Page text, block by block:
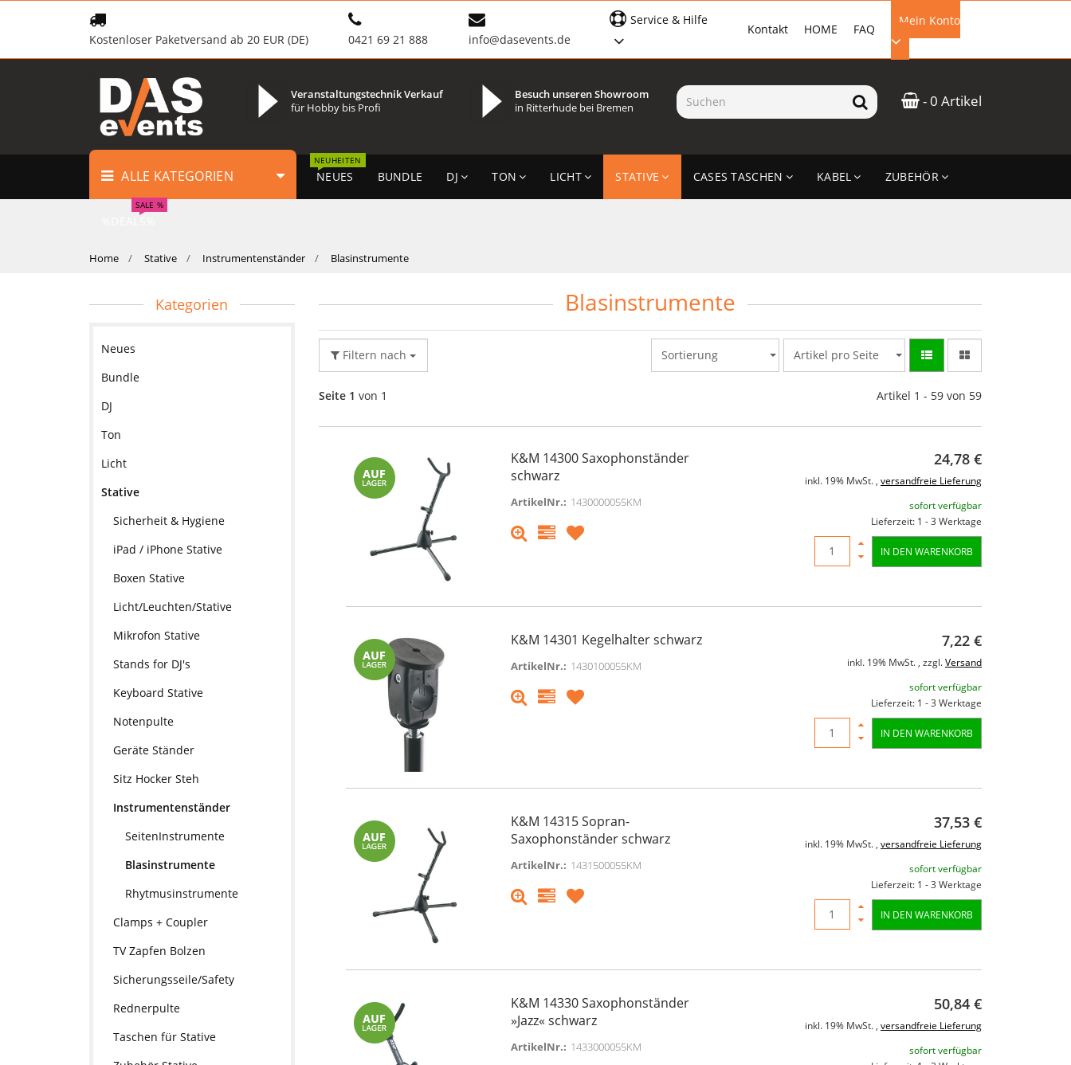
Kostenloser Paketversand ab 20 EUR (DE) 0421 69 21 888 info@dasevents.de
Mein Konto
EMAIL-ADRESSE
ANMELDEN
FAQ
HOME
Kontakt
Service & Hilfe
- 0 Artikel
Veranstaltungstechnik Verkauf
für Hobby bis Profi
Besuch unseren Showroom
in Ritterhude bei Bremen
ALLE KATEGORIEN NEUES
NEUHEITEN
BUNDLE DJ TON LICHT STATIVE CASES TASCHEN KABEL ZUBEHÖR
SALE %
Home Stative Instrumentenständer Blasinstrumente
Blasinstrumente
Filtern nach
Seite 1 von 1 Artikel 1 - 59 von 59
K&M 14300 Saxophonständer
schwarz
ArtikelNr.: 1430000055KM
24,78 €
inkl. 19% MwSt. , versandfreie Lieferung
sofort verfügbar
Lieferzeit: 1 - 3 Werktage
IN DEN WARENKORB
K&M 14301 Kegelhalter schwarz
ArtikelNr.: 1430100055KM
7,22 €
inkl. 19% MwSt. , zzgl. Versand
sofort verfügbar
Lieferzeit: 1 - 3 Werktage
IN DEN WARENKORB
K&M 14315 Sopran-
Saxophonständer schwarz
ArtikelNr.: 1431500055KM
37,53 €
inkl. 19% MwSt. , versandfreie Lieferung
sofort verfügbar
Lieferzeit: 1 - 3 Werktage
IN DEN WARENKORB
K&M 14330 Saxophonständer
»Jazz« schwarz
ArtikelNr.: 1433000055KM
50,84 €
inkl. 19% MwSt. , versandfreie Lieferung
sofort verfügbar
Kategorien
Neues
Bundle
DJ
Ton
Licht
Stative
Sicherheit & Hygiene
iPad / iPhone Stative
Boxen Stative
Licht/Leuchten/Stative
Mikrofon Stative
Stands for DJ's
Keyboard Stative
Notenpulte
Geräte Ständer
Sitz Hocker Steh
Instrumentenständer
SeitenInstrumente
Blasinstrumente
Rhytmusinstrumente
Clamps + Coupler
TV Zapfen Bolzen
Sicherungsseile/Safety
Rednerpulte
Taschen für Stative